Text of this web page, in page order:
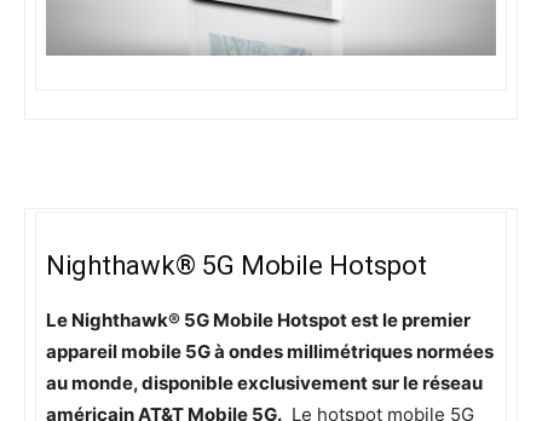
Nighthawk® 5G Mobile Hotspot
Le Nighthawk® 5G Mobile Hotspot est le premier
appareil mobile 5G à ondes millimétriques normées
au monde, disponible exclusivement sur le réseau
américain AT&T Mobile 5G. Le hotspot mobile 5G